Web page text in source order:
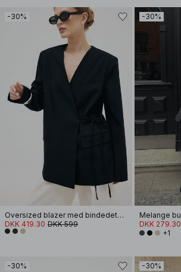
-30%
Oversized blazer med bindedetalje
DKK 419.30 DKK 599
-30%
DKK 279.30
+1
-30% -30%